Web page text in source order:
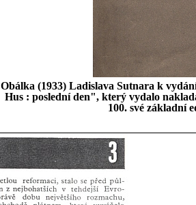
Obálka (1933) Ladislava Sutnara k
Hus : poslední den", který vydalo
100. své základní